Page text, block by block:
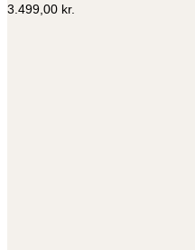
3.499,00 kr.